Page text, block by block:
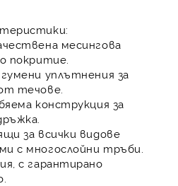
месингова
покритие.
уплътнения за
течове.
конструкция за
за всички видове
с многослойни тръби.
с гарантирано